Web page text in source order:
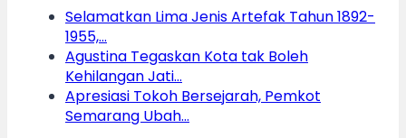
Selamatkan Lima Jenis Artefak Tahun 1892-
1955,…
Agustina Tegaskan Kota tak Boleh
Kehilangan Jati…
Apresiasi Tokoh Bersejarah, Pemkot
Semarang Ubah…